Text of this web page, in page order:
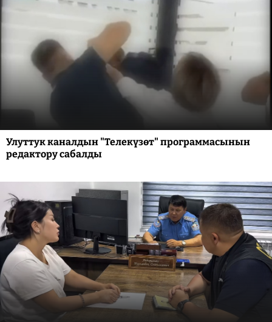
Улуттук каналдын "Телекүзөт" программасынын
редактору сабалды